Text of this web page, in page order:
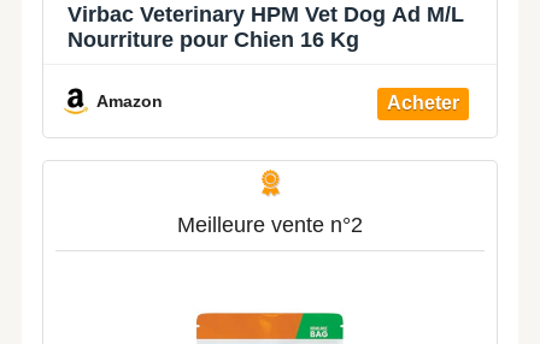
Virbac Veterinary HPM Vet Dog Ad M/L
Nourriture pour Chien 16 Kg
Amazon
Meilleure vente n°2